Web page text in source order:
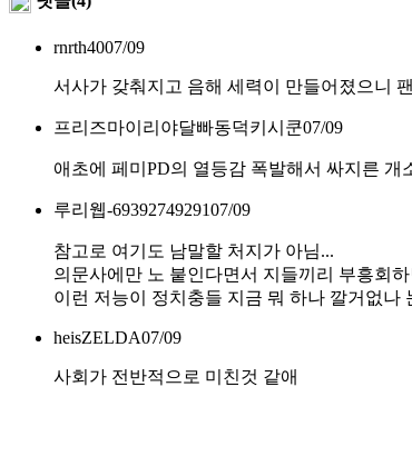
rnrth4007/09
서사가 갖춰지고 음해 세력이 만들어졌으니
프리즈마이리야달빠동덕키시쿤07/09
애초에 페미PD의 열등감 폭발해서 싸지른
루리웹-6939274929107/09
참고로 여기도 남말할 처지가 아님...
의문사에만 노 붙인다면서 지들끼리 부흥회
이런 저능이 정치충들 지금 뭐 하나 깔거없나
heisZELDA07/09
사회가 전반적으로 미친것 같애